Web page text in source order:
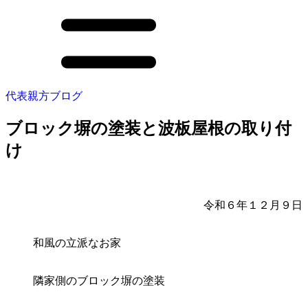
代表親方ブログ
ブロック塀の塗装と波板屋根の取り付
け
令和６年１２月９日
和風の立派なお家
隣家側のブロック塀の塗装